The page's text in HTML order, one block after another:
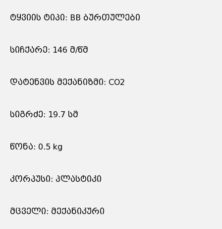
ტყვიის ტიპი: BB ბურთულები
სიჩქარე: 146 მ/წმ
დატენვის მექანიზმი: CO2
სიგრძე: 19.7 სმ
წონა: 0.5 kg
კორპუსი: პლასტიკი
მცველი: მექანიკური